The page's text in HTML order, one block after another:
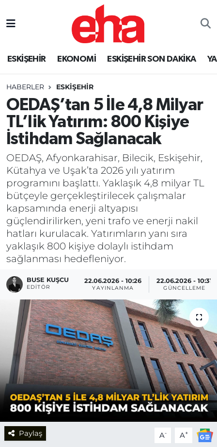
ESKİŞEHİR EKONOMİ ESKİŞEHİR SON DAKİKA
HABERLER ESKİŞEHİR
OEDAŞ’tan 5 İle 4,8 Milyar
TL’lik Yatırım: 800 Kişiye
İstihdam Sağlanacak
OEDAŞ, Afyonkarahisar, Bilecik, Eskişehir,
Kütahya ve Uşak’ta 2026 yılı yatırım
programını başlattı. Yaklaşık 4,8 milyar TL
bütçeyle gerçekleştirilecek çalışmalar
kapsamında enerji altyapısı
güçlendirilirken, yeni trafo ve enerji nakil
hatları kurulacak. Yatırımların yanı sıra
yaklaşık 800 kişiye dolaylı istihdam
sağlanması hedefleniyor.
BUSE KUŞCU
EDITÖR
22.06.2026 - 10:26
YAYINLANMA
22.06.2026 - 10:31
GÜNCELLEME
Paylaş A- A+